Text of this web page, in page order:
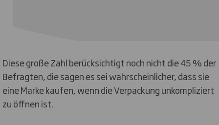
Diese große Zahl berücksichtigt noch nicht die 45 % der
Befragten, die sagen es sei wahrscheinlicher, dass sie
eine Marke kaufen, wenn die Verpackung unkompliziert
zu öffnen ist.